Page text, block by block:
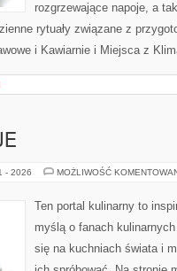
rozgrzewające napoje, a
rytuały związane z
i Kawiarnie i Miejsca z
- 2026 MOŻLIWOŚĆ
Ten portal kulinarny to
myślą o fanach
się na kuchniach świata i